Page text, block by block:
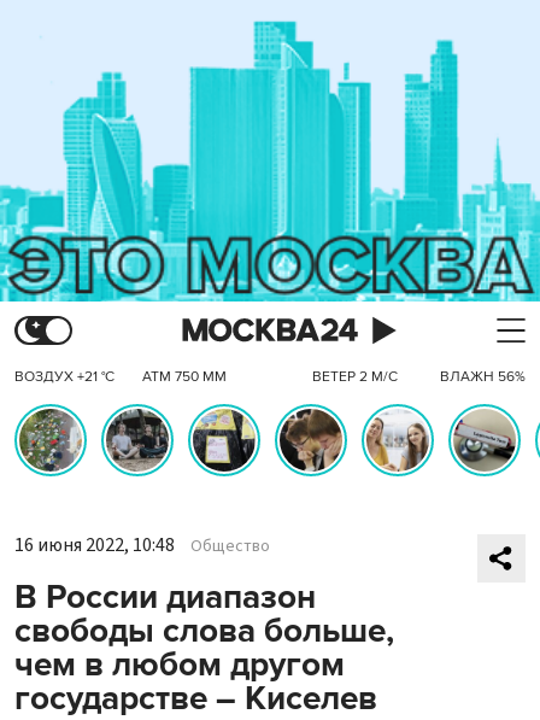
ВОЗДУХ +21 °C АТМ 750 ММ ВЕТЕР 2 М/С ВЛАЖН 56%
16 июня 2022, 10:48 Общество
В России диапазон
свободы слова больше,
чем в любом другом
государстве – Киселев